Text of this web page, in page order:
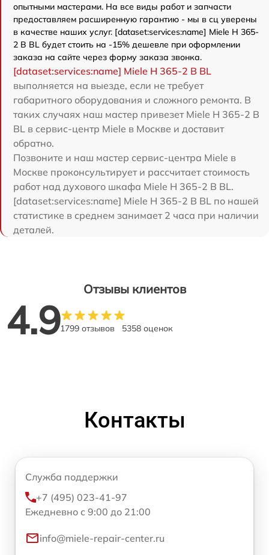
опытными мастерами. На все виды работ и запчасти
предоставляем расширенную гарантию - мы в сц уверены
в качестве наших услуг. [dataset:services:name] Miele H 365-
2 B BL будет стоить на -15% дешевле при оформлении
заказа на сайте через форму заказа звонка.
[dataset:services:name] Miele H 365-2 B BL
выполняется на выезде, если не требует
габаритного оборудования и сложного ремонта. В
таких случаях наш мастер привезет Miele H 365-2 B
BL в сервис-центр Miele в Москве и доставит
обратно.
Позвоните и наш мастер сервис-центра Miele в
Москве проконсультирует и рассчитает стоимость
работ над духового шкафа Miele H 365-2 B BL.
[dataset:services:name] Miele H 365-2 B BL по нашей
статистике в среднем занимает 2 часа при наличии
деталей.
Отзывы клиентов
4.91799 отзывов 5358 оценок
Контакты
Служба поддержки
+7 (495) 023-41-97
Ежедневно с 9:00 до 21:00
info@miele-repair-center.ru